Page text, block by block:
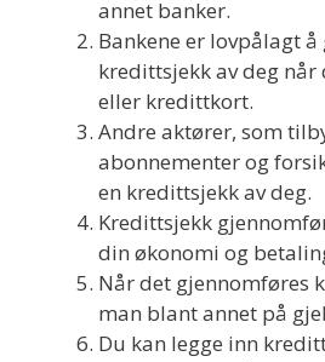
annet banker.
Bankene er lovpålagt å
kredittsjekk av deg når
eller kredittkort.
Andre aktører, som
abonnementer og
en kredittsjekk av deg.
Kredittsjekk
din økonomi og
Når det gjennomføres
man blant annet på
Du kan legge inn